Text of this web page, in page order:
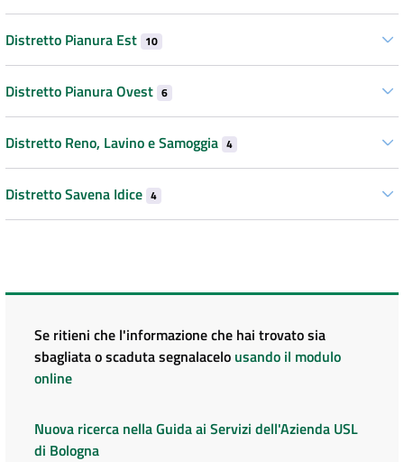
Distretto Pianura Est 10
Distretto Pianura Ovest 6
Distretto Reno, Lavino e Samoggia 4
Distretto Savena Idice 4
Se ritieni che l'informazione che hai trovato sia
sbagliata o scaduta segnalacelo usando il modulo
online
Nuova ricerca nella Guida ai Servizi dell'Azienda USL
di Bologna